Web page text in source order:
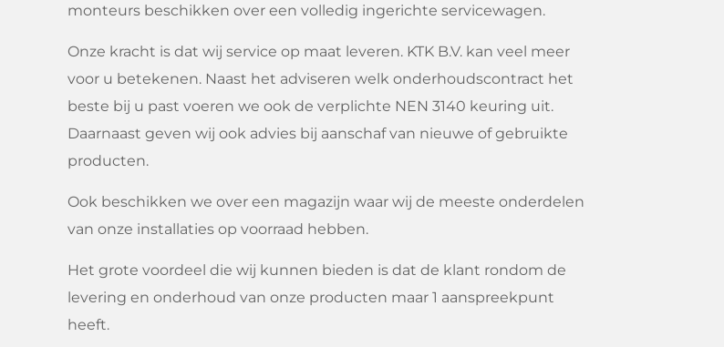
monteurs beschikken over een volledig ingerichte servicewagen.
Onze kracht is dat wij service op maat leveren. KTK B.V. kan veel meer
voor u betekenen. Naast het adviseren welk onderhoudscontract het
beste bij u past voeren we ook de verplichte NEN 3140 keuring uit.
Daarnaast geven wij ook advies bij aanschaf van nieuwe of gebruikte
producten.
Ook beschikken we over een magazijn waar wij de meeste onderdelen
van onze installaties op voorraad hebben.
Het grote voordeel die wij kunnen bieden is dat de klant rondom de
levering en onderhoud van onze producten maar 1 aanspreekpunt
heeft.